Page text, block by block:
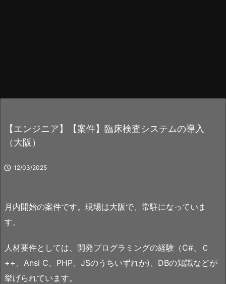
【エンジニア】【案件】臨床検査システムの導入
（大阪）
 12/03/2025
月内開始の案件です。現場は大阪で、常駐になっていま
す。
人材要件としては、開発プログラミングの経験（C#、Ｃ
++、Ansi C、PHP、JSのうちいずれか)、DBの知識などが
挙げられています。